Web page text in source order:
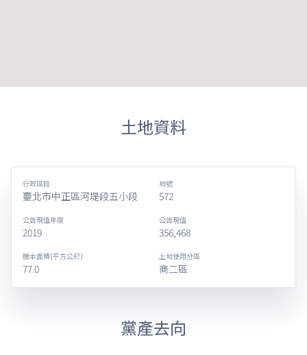
土地資料
行政區段
臺北市中正區河堤段五小段
地號
572
公告現值年度
2019
公告現值
356,468
謄本面積(平方公尺)
77.0
土地使用分區
商二區
黨產去向